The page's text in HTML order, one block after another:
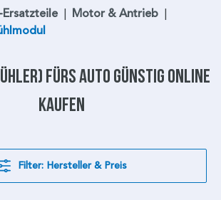
| Motor & Antrieb |
fürs Auto günstig online
kaufen
Filter: Hersteller & Preis